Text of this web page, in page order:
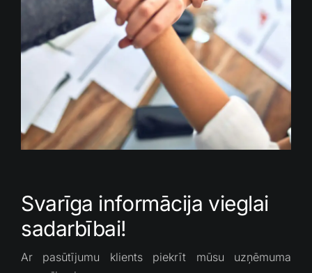
Svarīga informācija vieglai
sadarbībai!
Ar pasūtījumu klients piekrīt mūsu uzņēmuma